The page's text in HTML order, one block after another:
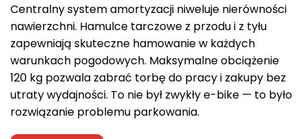
Centralny system amortyzacji niweluje nierówności
nawierzchni. Hamulce tarczowe z przodu i z tyłu
zapewniają skuteczne hamowanie w każdych
warunkach pogodowych. Maksymalne obciążenie
120 kg pozwala zabrać torbę do pracy i zakupy bez
utraty wydajności. To nie był zwykły e-bike — to było
rozwiązanie problemu parkowania.